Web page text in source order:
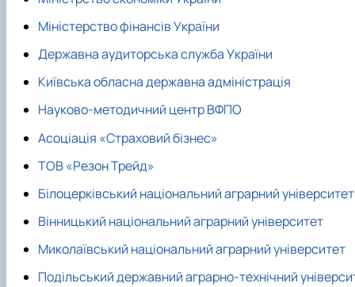
Міністерство фінансів України
Державна аудиторська служба України
Київська обласна державна адміністрація
Науково-методичний центр ВФПО
Асоціація «Страховий бізнес»
ТОВ «Резон Трейд»
Білоцерківський національний аграрний університет
Вінницький національний аграрний університет
Миколаївський національний аграрний університет
Подільський державний аграрно-технічний